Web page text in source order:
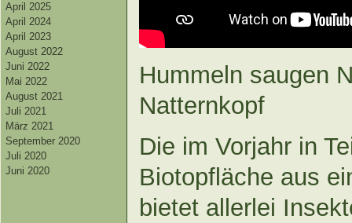
April 2025
April 2024
April 2023
August 2022
Juni 2022
Mai 2022
August 2021
Juli 2021
März 2021
September 2020
Juli 2020
Juni 2020
Hummeln saugen
Natternkopf
Die im Vorjahr in
Biotopfläche aus
bietet allerlei